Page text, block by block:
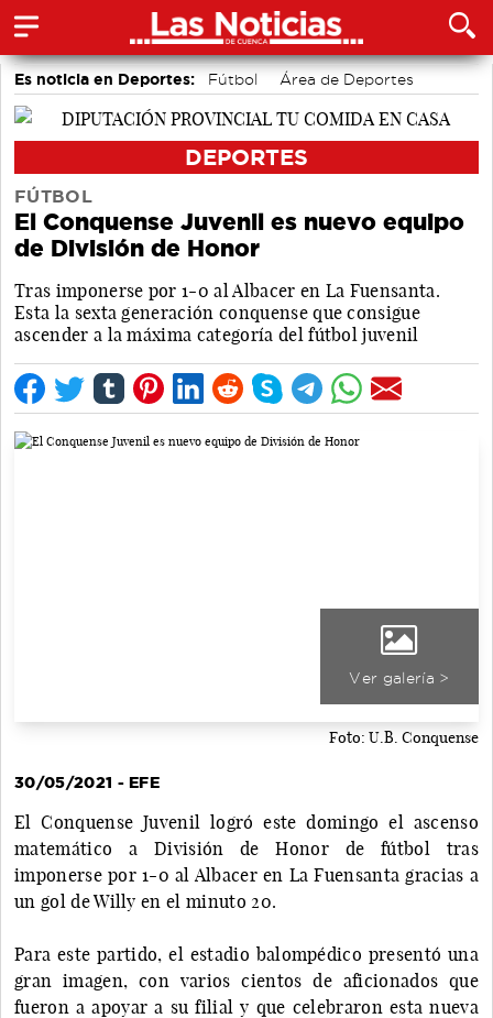
Es noticia en Deportes: Fútbol
Área de Deportes
Bádminton
Bolos conquenses
DEPORTES
FÚTBOL
El Conquense Juvenil es nuevo equipo
de División de Honor
Tras imponerse por 1-0 al Albacer en La Fuensanta.
Esta la sexta generación conquense que consigue
ascender a la máxima categoría del fútbol juvenil
Ver galería >
Foto: U.B. Conquense
30/05/2021 - EFE
El Conquense Juvenil logró este domingo el ascenso
matemático a División de Honor de fútbol tras
imponerse por 1-0 al Albacer en La Fuensanta gracias a
un gol de Willy en el minuto 20.
Para este partido, el estadio balompédico presentó una
gran imagen, con varios cientos de aficionados que
fueron a apoyar a su filial y que celebraron esta nueva